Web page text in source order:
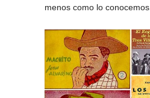
menos como lo conocemos.